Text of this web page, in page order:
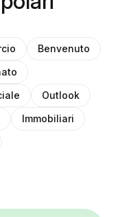
Benvenuto
Outlook
Immobiliari